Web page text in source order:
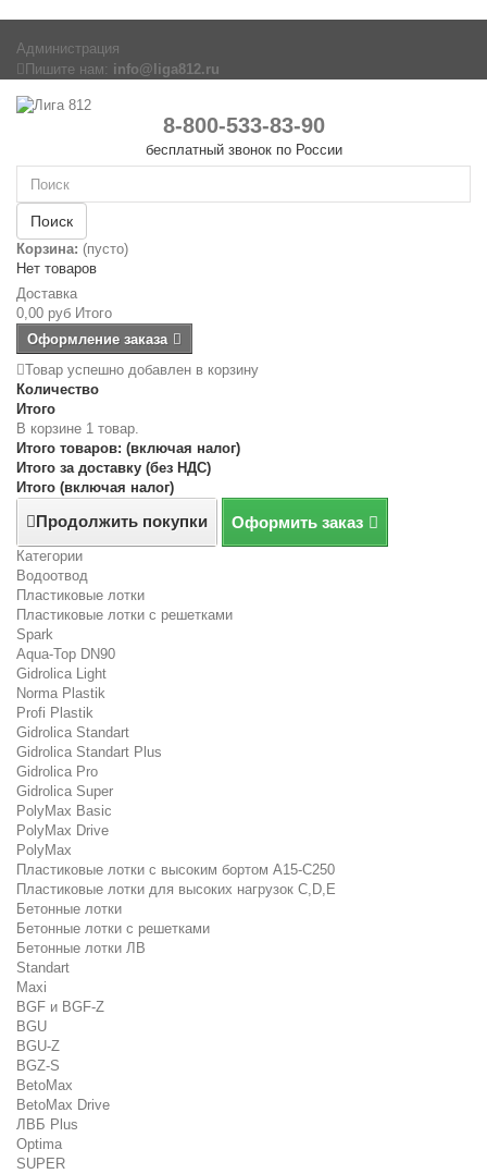
Администрация
Пишите нам: info@liga812.ru
8-800-533-83-90
бесплатный звонок по России
Поиск
Корзина: (пусто)
Нет товаров
Доставка
0,00 руб Итого
Оформление заказа
Товар успешно добавлен в корзину
Количество
Итого
В корзине 1 товар.
Итого товаров: (включая налог)
Итого за доставку (без НДС)
Итого (включая налог)
Продолжить покупки Оформить заказ
Категории
Водоотвод
Пластиковые лотки
Пластиковые лотки с решетками
Spark
Aqua-Top DN90
Gidrolica Light
Norma Plastik
Profi Plastik
Gidrolica Standart
Gidrolica Standart Plus
Gidrolica Pro
Gidrolica Super
PolyMax Basic
PolyMax Drive
PolyMax
Пластиковые лотки с высоким бортом А15-C250
Пластиковые лотки для высоких нагрузок C,D,E
Бетонные лотки
Бетонные лотки с решетками
Бетонные лотки ЛВ
Standart
Maxi
BGF и BGF-Z
BGU
BGU-Z
BGZ-S
BetoMax
BetoMax Drive
ЛВБ Plus
Optima
SUPER